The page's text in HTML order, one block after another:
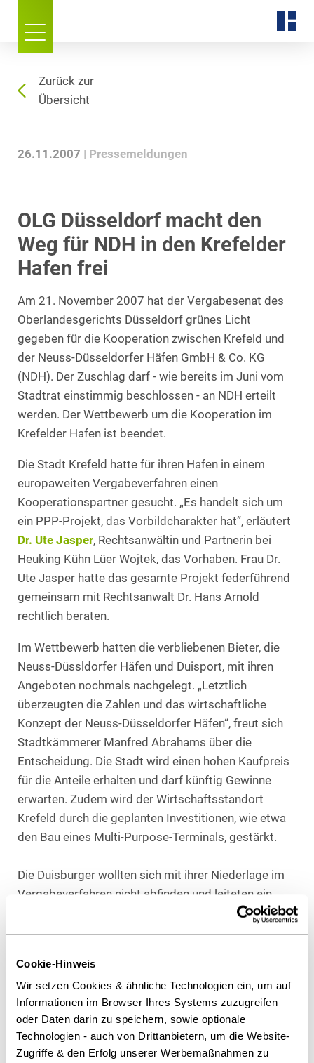
Cookie-Hinweis
Wir setzen Cookies & ähnliche Technologien ein, um auf
Informationen im Browser Ihres Systems zuzugreifen
oder Daten darin zu speichern, sowie optionale
Technologien - auch von Drittanbietern, um die Website-
Zugriffe & den Erfolg unserer Werbemaßnahmen zu
Zurück zur
Übersicht
26.11.2007 Pressemeldungen
OLG Düsseldorf macht den
Weg für NDH in den Krefelder
Hafen frei
Am 21. November 2007 hat der Vergabesenat des
Oberlandesgerichts Düsseldorf grünes Licht
gegeben für die Kooperation zwischen Krefeld und
der Neuss-Düsseldorfer Häfen GmbH & Co. KG
(NDH). Der Zuschlag darf - wie bereits im Juni vom
Stadtrat einstimmig beschlossen - an NDH erteilt
werden. Der Wettbewerb um die Kooperation im
Krefelder Hafen ist beendet.
Die Stadt Krefeld hatte für ihren Hafen in einem
europaweiten Vergabeverfahren einen
Kooperationspartner gesucht. „Es handelt sich um
ein PPP-Projekt, das Vorbildcharakter hat”, erläutert
Dr. Ute Jasper, Rechtsanwältin und Partnerin bei
Heuking Kühn Lüer Wojtek, das Vorhaben. Frau Dr.
Ute Jasper hatte das gesamte Projekt federführend
gemeinsam mit Rechtsanwalt Dr. Hans Arnold
rechtlich beraten.
Im Wettbewerb hatten die verbliebenen Bieter, die
Neuss-Düssldorfer Häfen und Duisport, mit ihren
Angeboten nochmals nachgelegt. „Letztlich
überzeugten die Zahlen und das wirtschaftliche
Konzept der Neuss-Düsseldorfer Häfen“, freut sich
Stadtkämmerer Manfred Abrahams über die
Entscheidung. Die Stadt wird einen hohen Kaufpreis
für die Anteile erhalten und darf künftig Gewinne
erwarten. Zudem wird der Wirtschaftsstandort
Krefeld durch die geplanten Investitionen, wie etwa
den Bau eines Multi-Purpose-Terminals, gestärkt.
Die Duisburger wollten sich mit ihrer Niederlage im
Vergabeverfahren nicht abfinden und leiteten ein
Nachprüfungsverfahren bei der Vergabekammer ein.
Mit formalen Argumenten wollten sie den Zuschlag
schlechter war. Vor der Vergabekammer erreichten
sie noch einen Teilerfolg. Die Stadt Krefeld sollte
erneut zur Angebotsabgabe auffordern.
Die Beschwerde gegen die Entscheidung der
Vergabekammer hatte allerdings Erfolg. Der